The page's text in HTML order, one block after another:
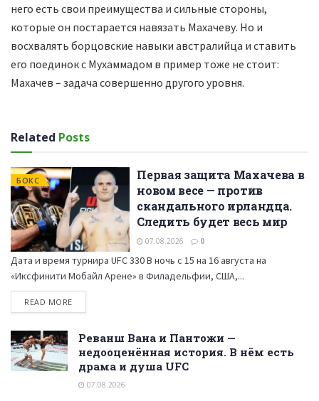
него есть свои преимущества и сильные стороны,
которые он постарается навязать Махачеву. Но и
восхвалять борцовские навыки австралийца и ставить
его поединок с Мухаммадом в пример тоже не стоит:
Махачев – задача совершенно другого уровня.
Related Posts
БОКС
Первая защита Махачева в
новом весе — против
скандального ирландца.
Следить будет весь мир
07.08.2026 0
Дата и время турнира UFC 330 В ночь с 15 на 16 августа на
«Иксфинити Мобайл Арене» в Филадельфии, США,...
READ MORE
Реванш Вана и Пантожи —
недооценённая история. В нём есть
драма и душа UFC
07.08.2026